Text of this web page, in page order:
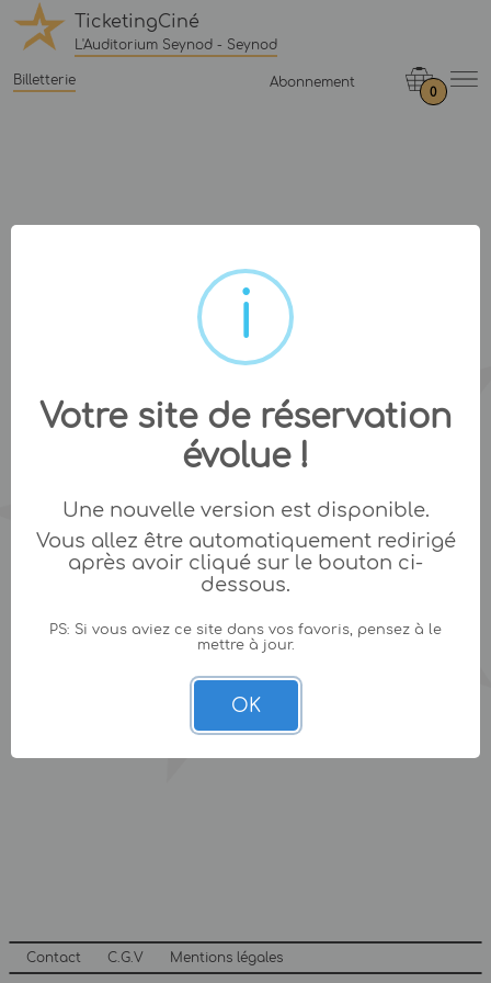
TicketingCiné
L'Auditorium Seynod - Seynod
Billetterie Abonnement
0
Contact C.G.V Mentions légales
Votre site de réservation
évolue !
Une nouvelle version est disponible.
Vous allez être automatiquement redirigé
après avoir cliqué sur le bouton ci-
dessous.
PS: Si vous aviez ce site dans vos favoris, pensez à le
mettre à jour.
OK